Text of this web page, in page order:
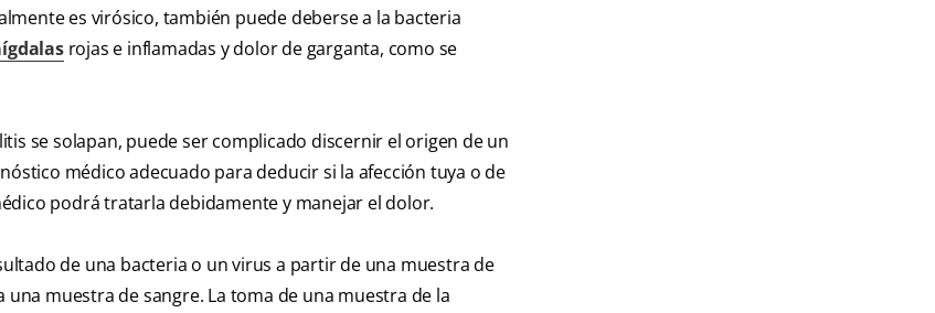
es virósico, también puede deberse a la bacteria
rojas e inflamadas y dolor de garganta, como se
se solapan, puede ser complicado discernir el origen de un
médico adecuado para deducir si la afección tuya o de
podrá tratarla debidamente y manejar el dolor.
de una bacteria o un virus a partir de una muestra de
muestra de sangre. La toma de una muestra de la